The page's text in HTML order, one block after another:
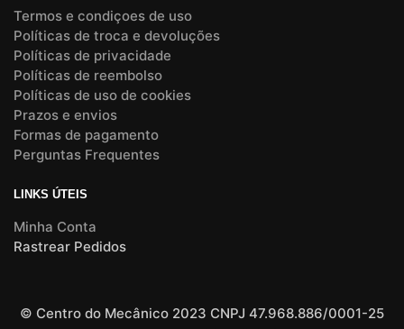
Termos e condiçoes de uso
Políticas de troca e devoluções
Políticas de privacidade
Políticas de reembolso
Políticas de uso de cookies
Prazos e envios
Formas de pagamento
Perguntas Frequentes
LINKS ÚTEIS
Minha Conta
Rastrear Pedidos
© Centro do Mecânico 2023 CNPJ 47.968.886/0001-25